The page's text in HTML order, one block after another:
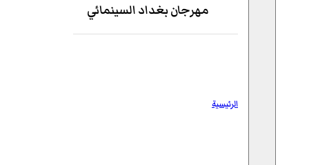
مهرجان بغداد السينمائي
الرئيسية